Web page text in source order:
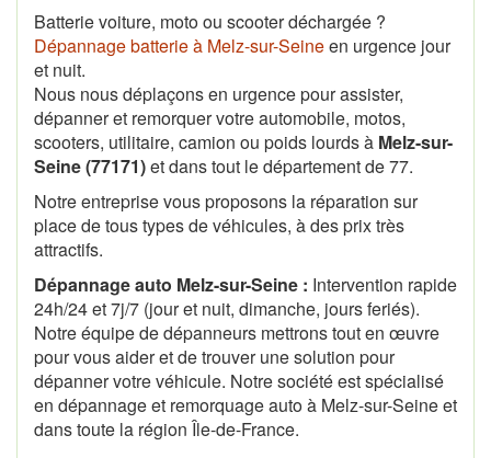
Batterie voiture, moto ou scooter déchargée ?
Dépannage batterie à Melz-sur-Seineen urgence jour
et nuit.
Nous nous déplaçons en urgence pour assister,
dépanner et remorquer votre automobile, motos,
scooters, utilitaire, camion ou poids lourds à Melz-sur-
Seine (77171)et dans tout le département de 77.
Notre entreprise vous proposons la réparation sur
place de tous types de véhicules, à des prix très
attractifs.
Dépannage auto Melz-sur-Seine : Intervention rapide
24h/24 et 7j/7 (jour et nuit, dimanche, jours feriés).
Notre équipe de dépanneurs mettrons tout en œuvre
pour vous aider et de trouver une solution pour
dépanner votre véhicule. Notre société est spécialisé
en dépannage et remorquage auto à Melz-sur-Seine et
dans toute la région Île-de-France.